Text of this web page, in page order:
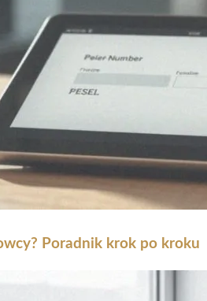
Poradnik krok po kroku